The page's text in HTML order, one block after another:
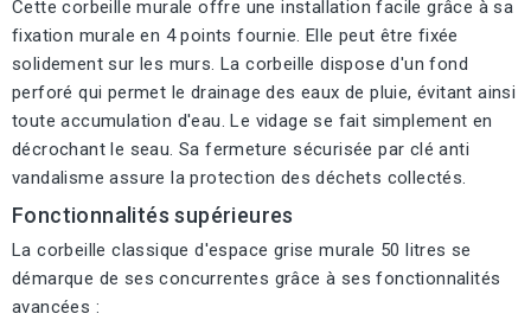
Cette corbeille murale offre une installation facile grâce à sa
fixation murale en 4 points fournie. Elle peut être fixée
solidement sur les murs. La corbeille dispose d'un fond
perforé qui permet le drainage des eaux de pluie, évitant ainsi
toute accumulation d'eau. Le vidage se fait simplement en
décrochant le seau. Sa fermeture sécurisée par clé anti
vandalisme assure la protection des déchets collectés.
Fonctionnalités supérieures
La corbeille classique d'espace grise murale 50 litres se
démarque de ses concurrentes grâce à ses fonctionnalités
avancées :